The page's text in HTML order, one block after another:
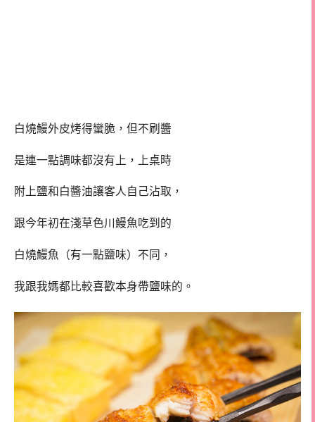
白燒鰻外皮烤得蠻脆，但不刷醬
是連一點調味都沒有上，上桌時
附上鹽和白醬油讓客人自己沾取，
跟今年初在淺草色川鰻魚吃到的
白燒鰻魚（有一點鹽味）不同，
我跟我媽都比較喜歡本身帶鹽味的。